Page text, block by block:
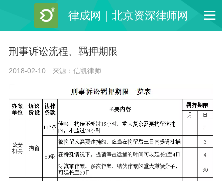
律成网｜北京资深律师网
刑事诉讼流程、羁押期限
2018-02-10 来源：信凯律师